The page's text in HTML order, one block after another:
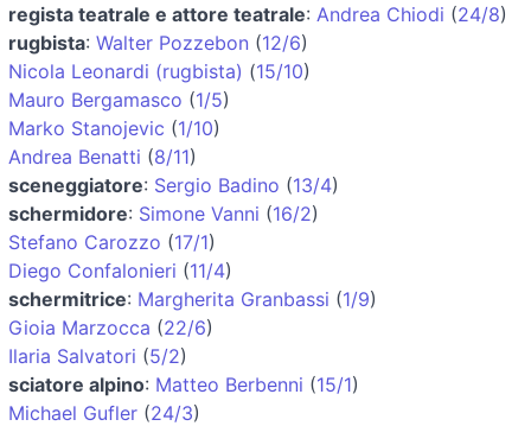
regista teatrale e attore teatrale: Andrea Chiodi (24/8)
rugbista: Walter Pozzebon (12/6)
Nicola Leonardi (rugbista) (15/10)
Mauro Bergamasco (1/5)
Marko Stanojevic (1/10)
Andrea Benatti (8/11)
sceneggiatore: Sergio Badino (13/4)
schermidore: Simone Vanni (16/2)
Stefano Carozzo (17/1)
Diego Confalonieri (11/4)
schermitrice: Margherita Granbassi (1/9)
Gioia Marzocca (22/6)
Ilaria Salvatori (5/2)
sciatore alpino: Matteo Berbenni (15/1)
Michael Gufler (24/3)